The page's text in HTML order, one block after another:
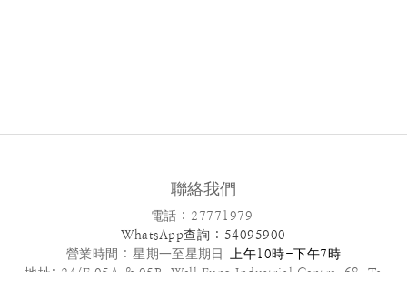
聯絡我們
電話 : 27771979
WhatsApp查詢 : 54095900
營業時間 :星期一至星期日
上午10時-下午7時
地址: 24/F,05A & 05B ,Well Fung Industrial Centre, 68 Ta